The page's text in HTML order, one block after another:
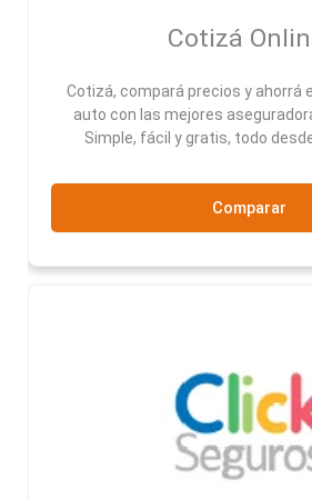
Cotizá
Cotizá, compará precios y ahorrá
auto con las mejores
Simple, fácil y gratis, todo
Comparar